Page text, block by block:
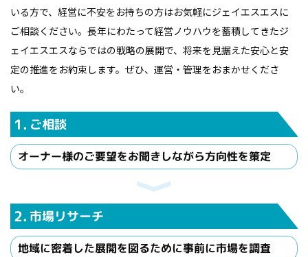
いる方で、経営に不安をお持ちの方はお気軽にジェイエスエスに
ご相談ください。長年にわたって経営ノウハウを蓄積してきたジ
ェイエスエスならではの戦略の展開で、将来を見据えた安心と安
定の推進をお約束します。ぜひ、運営・管理をおまかせくださ
い。
1. ご相談
オーナー様のご要望をお聞きしながら方向性を策定
2. 市場リサーチ
地域に密着した展開を図るために事前に市場を調査